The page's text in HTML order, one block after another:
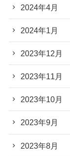
2024年4月
2024年1月
2023年12月
2023年11月
2023年10月
2023年9月
2023年8月